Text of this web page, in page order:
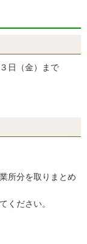
日（金）まで
所分を取りまとめ
ください。